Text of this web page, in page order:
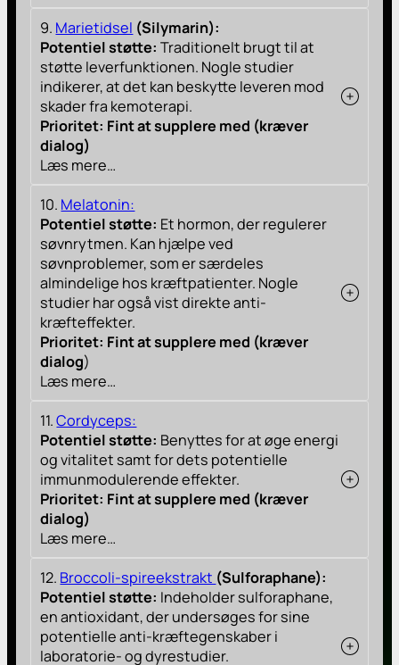
9. Marietidsel (Silymarin):
Potentiel støtte: Traditionelt brugt til at
støtte leverfunktionen. Nogle studier
indikerer, at det kan beskytte leveren mod
skader fra kemoterapi.
Prioritet: Fint at supplere med (kræver
dialog)
Læs mere…
10. Melatonin:
Potentiel støtte: Et hormon, der regulerer
søvnrytmen. Kan hjælpe ved
søvnproblemer, som er særdeles
almindelige hos kræftpatienter. Nogle
studier har også vist direkte anti-
kræfteffekter.
Prioritet: Fint at supplere med (kræver
dialog)
Læs mere…
11.Cordyceps:
Potentiel støtte: Benyttes for at øge energi
og vitalitet samt for dets potentielle
immunmodulerende effekter.
Prioritet: Fint at supplere med (kræver
dialog)
Læs mere…
12. Broccoli-spireekstrakt (Sulforaphane):
Potentiel støtte: Indeholder sulforaphane,
en antioxidant, der undersøges for sine
potentielle anti-kræftegenskaber i
laboratorie- og dyrestudier.